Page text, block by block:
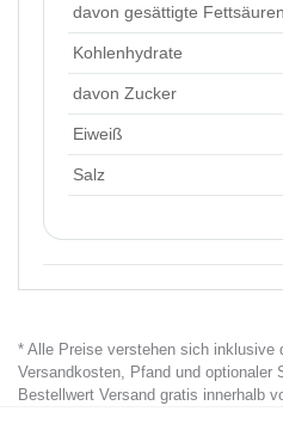
davon gesättigte Fettsäuren
Kohlenhydrate
davon Zucker
Eiweiß
Salz
* Alle Preise verstehen sich inklusive
Versandkosten, Pfand und optionaler
Bestellwert Versand gratis innerhalb